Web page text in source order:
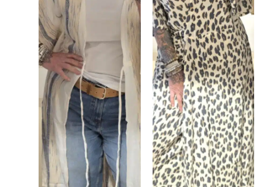
kan
gekozen
worden
op
de
productpagina
kan
gekozen
worden
op
de